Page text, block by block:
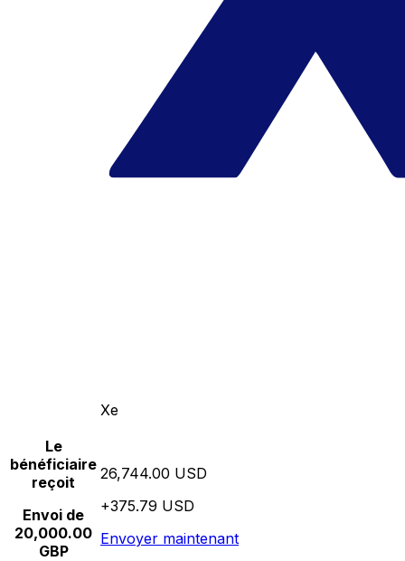
Xe
Le
bénéficiaire
reçoit
Envoi de
20,000.00
GBP
26,744.00 USD
+375.79 USD
Envoyer maintenant